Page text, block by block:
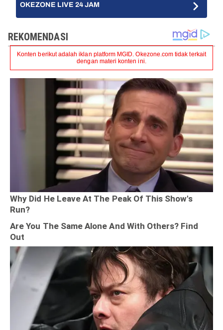
OKEZONE LIVE 24 JAM